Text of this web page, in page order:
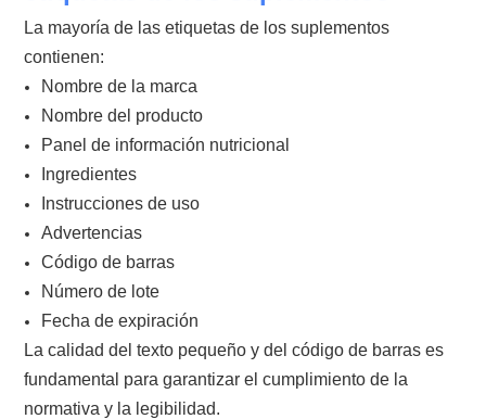
La mayoría de las etiquetas de los suplementos
contienen:
Nombre de la marca
Nombre del producto
Panel de información nutricional
Ingredientes
Instrucciones de uso
Advertencias
Código de barras
Número de lote
Fecha de expiración
La calidad del texto pequeño y del código de barras es
fundamental para garantizar el cumplimiento de la
normativa y la legibilidad.